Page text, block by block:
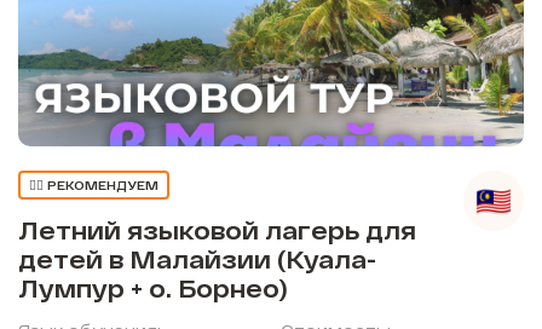
👍🏼 РЕКОМЕНДУЕМ
Летний языковой лагерь для
детей в Малайзии (Куала-
Лумпур + о. Борнео)